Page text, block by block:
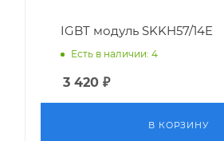
IGBT модуль SKKH57/14E
Есть в наличии: 4
3 420 ₽
В КОРЗИНУ